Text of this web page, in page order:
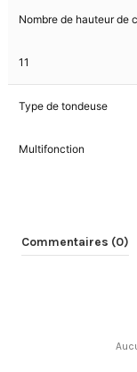
Nombre de hauteur de
11
Type de tondeuse
Multifonction
Commentaires (0)